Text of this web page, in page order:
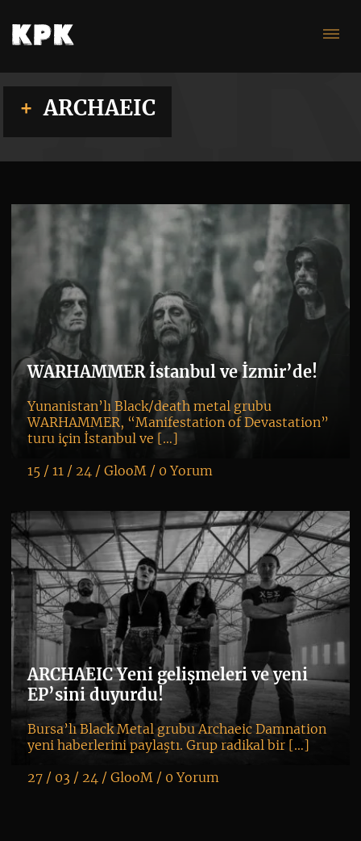
ARCHAEIC
WARHAMMER İstanbul ve İzmir’de!
Yunanistan’lı Black/death metal grubu
WARHAMMER, “Manifestation of Devastation”
turu için İstanbul ve […]
15 / 11 / 24 / GlooM/ 0 Yorum
ARCHAEIC Yeni gelişmeleri ve yeni
EP’sini duyurdu!
Bursa’lı Black Metal grubu Archaeic Damnation
yeni haberlerini paylaştı. Grup radikal bir […]
27 / 03 / 24 / GlooM/ 0 Yorum